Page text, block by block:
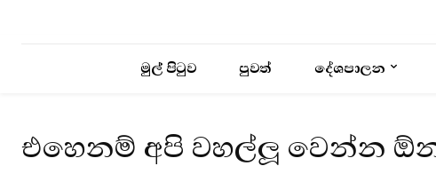
මුල් පිටුව පුවත් දේශපාලන
එහෙනම් අපි වහල්ලූ වෙන්න